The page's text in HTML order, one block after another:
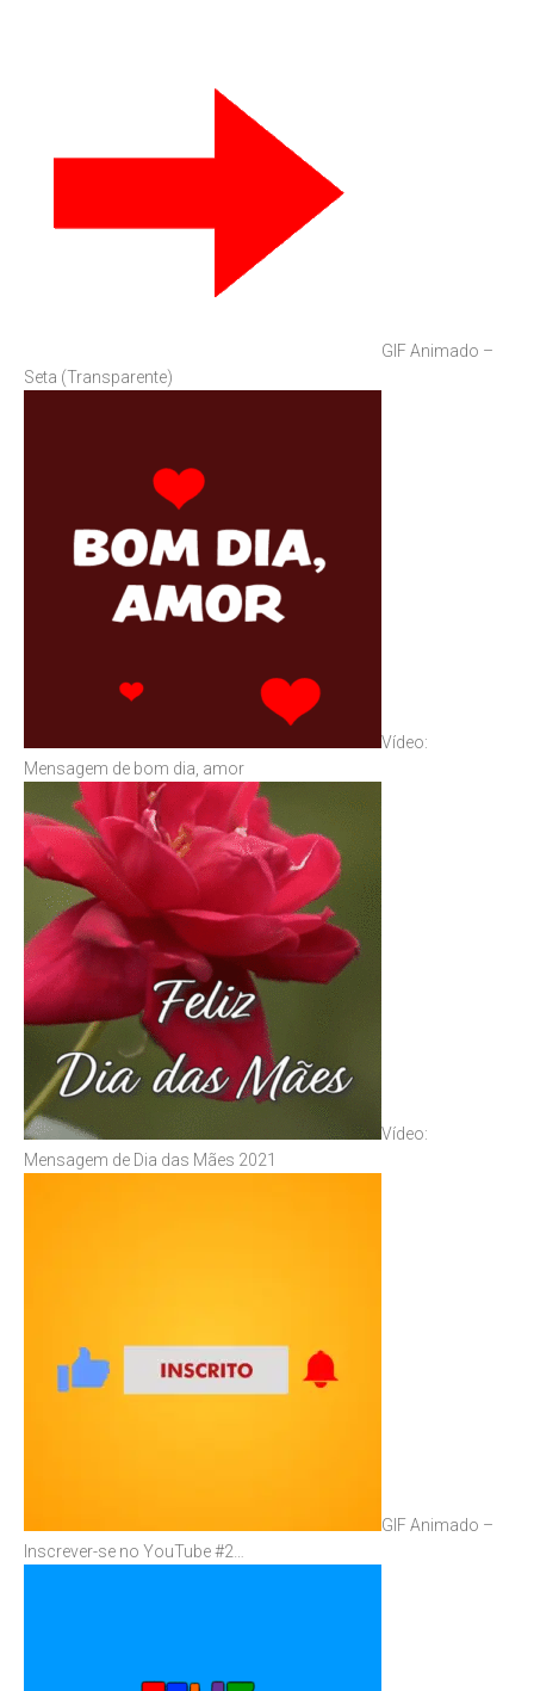
GIF Animado –
Seta (Transparente)
Vídeo:
Mensagem de bom dia, amor
Vídeo:
Mensagem de Dia das Mães 2021
GIF Animado –
Inscrever-se no YouTube #2…